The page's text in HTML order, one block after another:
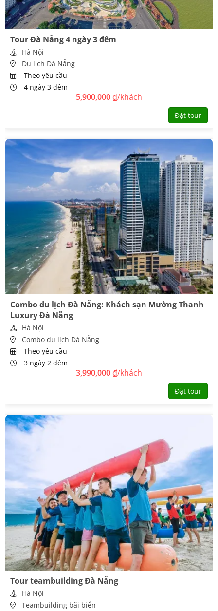
Tour Đà Nẵng 4 ngày 3 đêm
Hà Nội
Du lịch Đà Nẵng
Theo yêu cầu
4 ngày 3 đêm
5,900,000 ₫/khách
Đặt tour
Combo du lịch Đà Nẵng: Khách sạn Mường Thanh
Luxury Đà Nẵng
Hà Nội
Combo du lịch Đà Nẵng
Theo yêu cầu
3 ngày 2 đêm
3,990,000 ₫/khách
Đặt tour
Tour teambuilding Đà Nẵng
Hà Nội
Teambuilding bãi biển